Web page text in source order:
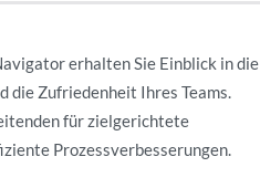
erhalten Sie Einblick in die
die Zufriedenheit Ihres Teams.
für zielgerichtete
Prozessverbesserungen.